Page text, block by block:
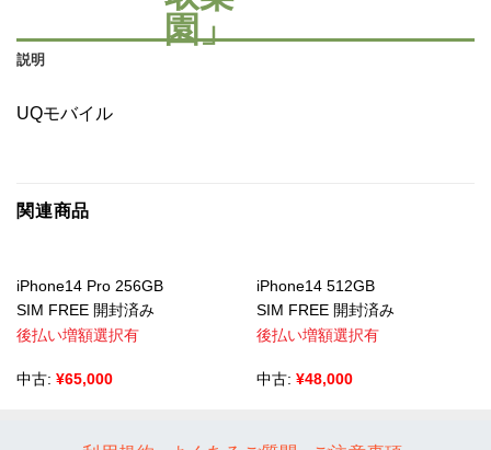
説明
UQモバイル
関連商品
iPhone14 Pro 256GB
SIM FREE 開封済み
後払い増額選択有
中古: ¥65,000
iPhone14 512GB
SIM FREE 開封済み
後払い増額選択有
中古: ¥48,000